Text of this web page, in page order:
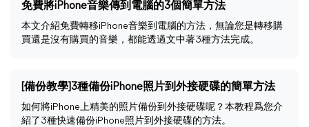
免費將iPhone音樂傳到電腦的3個簡單方法
本文介紹免費轉移iPhone音樂到電腦的方法，無論您是轉移購
買還是沒有購買的音樂，都能透過文中著3種方法完成。
[備份教學]3種備份iPhone照片到外接硬碟的簡單方法
如何將iPhone上精美的照片備份到外接硬碟呢？本教程爲您介
紹了3種快速備份iPhone照片到外接硬碟的方法。